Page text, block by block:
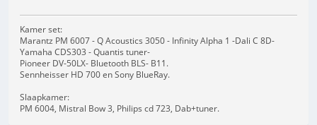
Kamer set:
Marantz PM 6007 - Q Acoustics 3050 - Infinity Alpha 1 -Dali C 8D-
Yamaha CDS303 - Quantis tuner-
Pioneer DV-50LX- Bluetooth BLS- B11.
Sennheisser HD 700 en Sony BlueRay.
Slaapkamer:
PM 6004, Mistral Bow 3, Philips cd 723, Dab+tuner.